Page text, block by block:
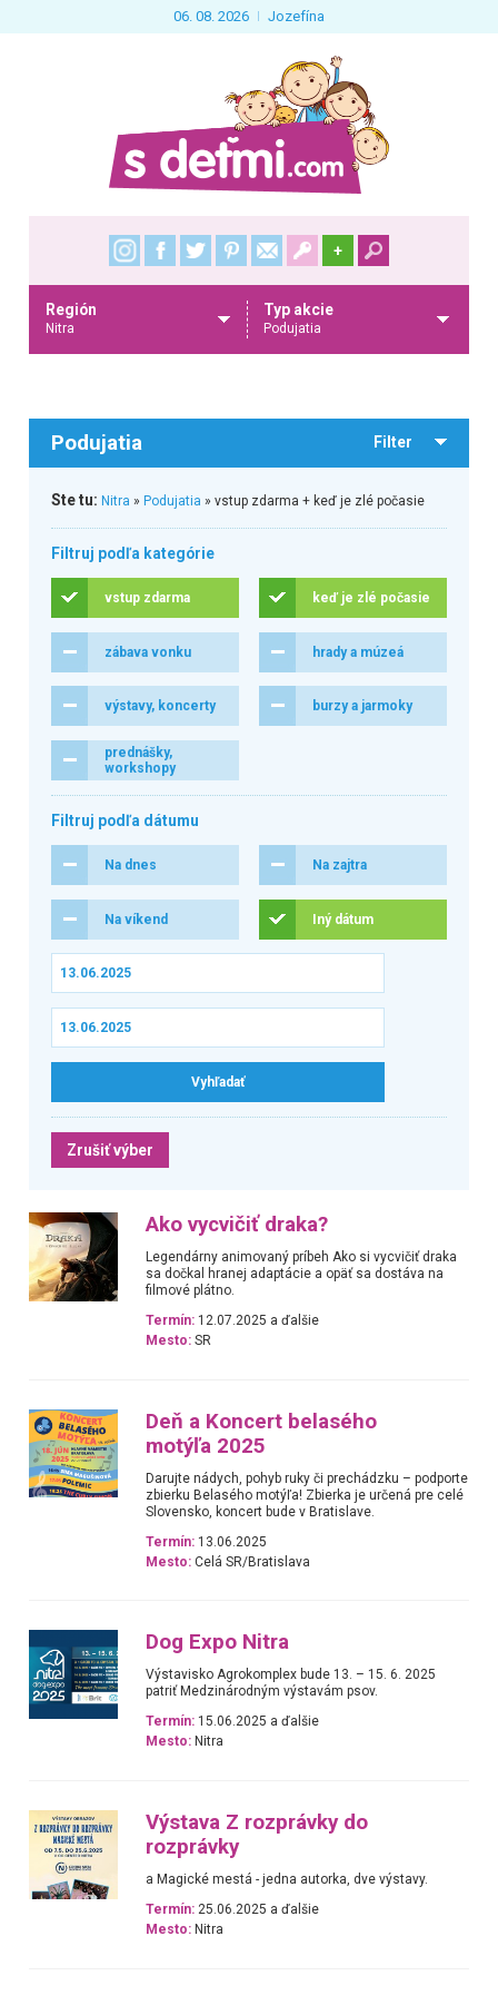
06. 08. 2026 Jozefína
+
Región
Nitra
Typ akcie
Podujatia
Podujatia Filter
Ste tu: Nitra » Podujatia » vstup zdarma + keď je zlé počasie
Filtruj podľa kategórie
vstup zdarma keď je zlé počasie
zábava vonku hrady a múzeá
výstavy, koncerty burzy a jarmoky
prednášky,
workshopy
Filtruj podľa dátumu
Na dnes Na zajtra
Na víkend Iný dátum
Zrušiť výber
Ako vycvičiť draka?
Legendárny animovaný príbeh Ako si vycvičiť draka
sa dočkal hranej adaptácie a opäť sa dostáva na
filmové plátno.
Termín: 12.07.2025 a ďalšie
Mesto: SR
Deň a Koncert belasého
motýľa 2025
Darujte nádych, pohyb ruky či prechádzku – podporte
zbierku Belasého motýľa! Zbierka je určená pre celé
Slovensko, koncert bude v Bratislave.
Termín: 13.06.2025
Mesto: Celá SR/Bratislava
Dog Expo Nitra
Výstavisko Agrokomplex bude 13. – 15. 6. 2025
patriť Medzinárodným výstavám psov.
Termín: 15.06.2025 a ďalšie
Mesto: Nitra
Výstava Z rozprávky do
rozprávky
a Magické mestá - jedna autorka, dve výstavy.
Termín: 25.06.2025 a ďalšie
Mesto: Nitra